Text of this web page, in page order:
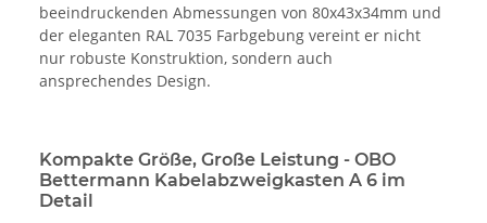
beeindruckenden Abmessungen von 80x43x34mm und
der eleganten RAL 7035 Farbgebung vereint er nicht
nur robuste Konstruktion, sondern auch
ansprechendes Design.
Kompakte Größe, Große Leistung - OBO
Bettermann Kabelabzweigkasten A 6 im
Detail